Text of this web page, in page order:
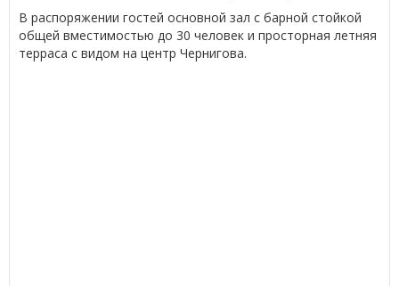
В распоряжении гостей основной зал с барной стойкой
общей вместимостью до 30 человек и просторная летняя
терраса с видом на центр Чернигова.